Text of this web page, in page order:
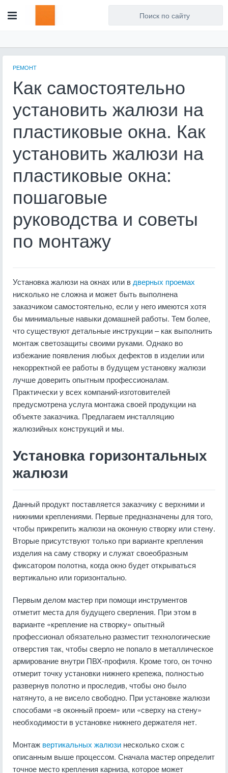
РЕМОНТ
Как самостоятельно
установить жалюзи на
пластиковые окна. Как
установить жалюзи на
пластиковые окна:
пошаговые
руководства и советы
по монтажу
Установка жалюзи на окнах или в дверных проемах
нисколько не сложна и может быть выполнена
заказчиком самостоятельно, если у него имеются хотя
бы минимальные навыки домашней работы. Тем более,
что существуют детальные инструкции – как выполнить
монтаж светозащиты своими руками. Однако во
избежание появления любых дефектов в изделии или
некорректной ее работы в будущем установку жалюзи
лучше доверить опытным профессионалам.
Практически у всех компаний-изготовителей
предусмотрена услуга монтажа своей продукции на
объекте заказчика. Предлагаем инсталляцию
жалюзийных конструкций и мы.
Установка горизонтальных
жалюзи
Данный продукт поставляется заказчику с верхними и
нижними креплениями. Первые предназначены для того,
чтобы прикрепить жалюзи на оконную створку или стену.
Вторые присутствуют только при варианте крепления
изделия на саму створку и служат своеобразным
фиксатором полотна, когда окно будет открываться
вертикально или горизонтально.
Первым делом мастер при помощи инструментов
отметит места для будущего сверления. При этом в
варианте «крепление на створку» опытный
профессионал обязательно разместит технологические
отверстия так, чтобы сверло не попало в металлическое
армирование внутри ПВХ-профиля. Кроме того, он точно
отмерит точку установки нижнего крепежа, полностью
развернув полотно и проследив, чтобы оно было
натянуто, а не висело свободно. При установке жалюзи
способами «в оконный проем» или «сверху на стену»
необходимости в установке нижнего держателя нет.
Монтаж вертикальных жалюзи несколько схож с
описанным выше процессом. Сначала мастер определит
точное место крепления карниза, которое может
Для любых предложений по
сайту: artist71@cp9.ru